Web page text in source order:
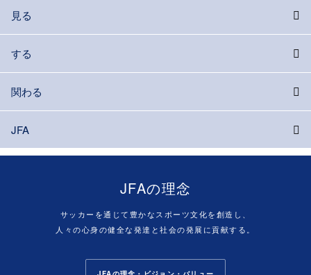
見る
する
関わる
JFA
JFAの理念
サッカーを通じて豊かなスポーツ文化を創造し、
人々の心身の健全な発達と社会の発展に貢献する。